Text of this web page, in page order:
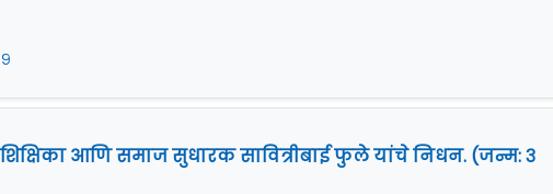
शिक्षिका आणि समाज सुधारक सावित्रीबाई फुले यांचे निधन. (जन्म: ३